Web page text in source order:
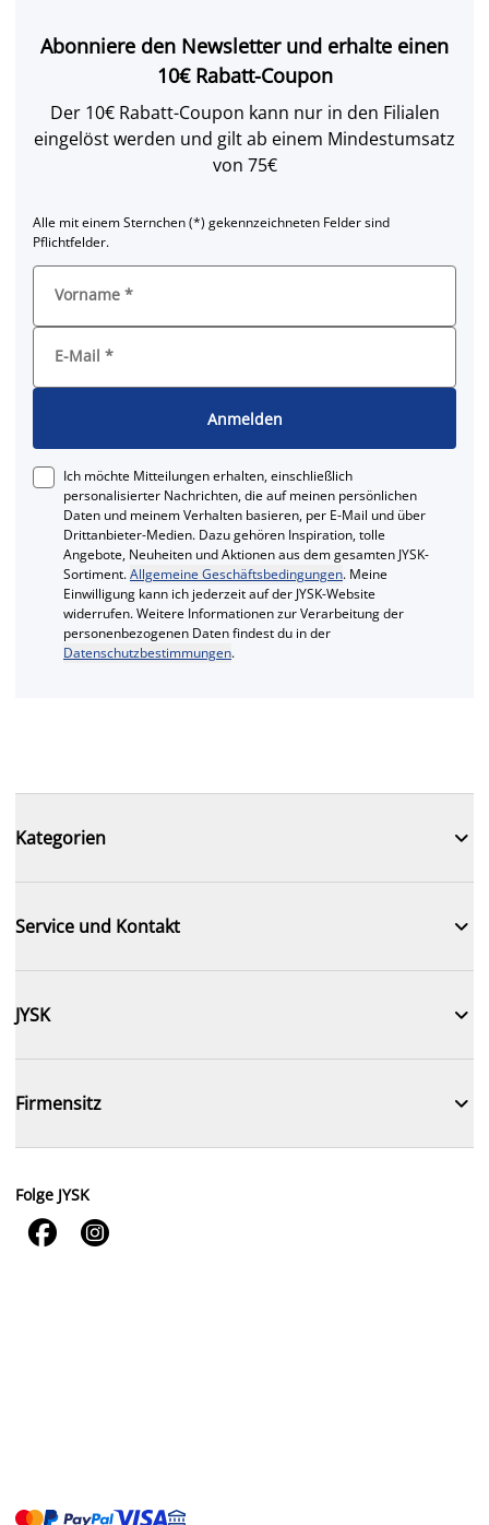
Abonniere den Newsletter und erhalte einen
10€ Rabatt-Coupon
Der 10€ Rabatt-Coupon kann nur in den Filialen
eingelöst werden und gilt ab einem Mindestumsatz
von 75€
Alle mit einem Sternchen (*) gekennzeichneten Felder sind
Pflichtfelder.
Vorname *
E-Mail *
Anmelden
Ich möchte Mitteilungen erhalten, einschließlich
personalisierter Nachrichten, die auf meinen persönlichen
Daten und meinem Verhalten basieren, per E-Mail und über
Drittanbieter-Medien. Dazu gehören Inspiration, tolle
Angebote, Neuheiten und Aktionen aus dem gesamten JYSK-
Sortiment.Allgemeine Geschäftsbedingungen. Meine
Einwilligung kann ich jederzeit auf der JYSK-Website
widerrufen. Weitere Informationen zur Verarbeitung der
personenbezogenen Daten findest du in der
Datenschutzbestimmungen.
Kategorien 
Service und Kontakt 
JYSK 
Firmensitz 
Folge JYSK
 